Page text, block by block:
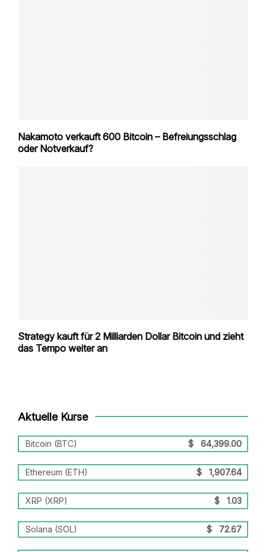
Nakamoto verkauft 600 Bitcoin – Befreiungsschlag
oder Notverkauf?
Strategy kauft für 2 Milliarden Dollar Bitcoin und zieht
das Tempo weiter an
Aktuelle Kurse
Bitcoin (BTC) $ 64,399.00
Ethereum (ETH) $ 1,907.64
XRP (XRP) $ 1.03
Solana (SOL) $ 72.67